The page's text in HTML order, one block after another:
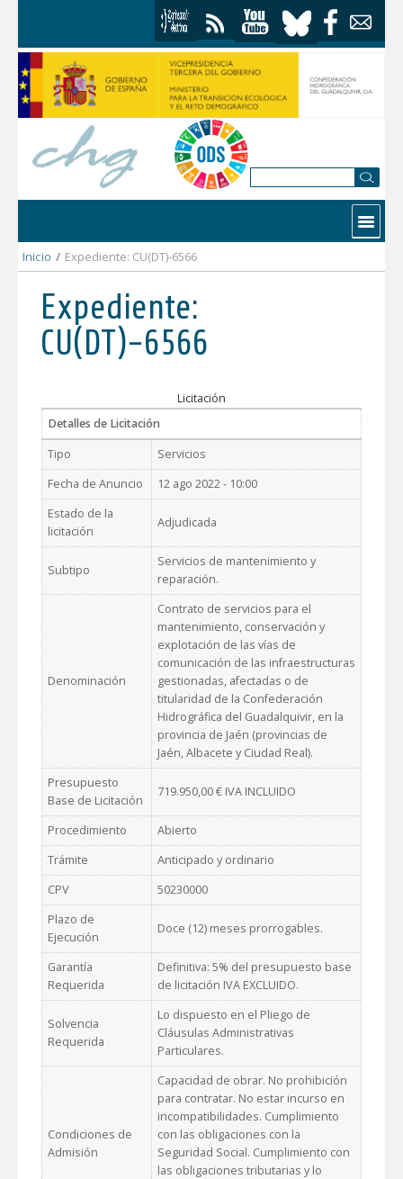
Contactar
Inicio / Expediente: CU(DT)-6566
Expediente:
CU(DT)-6566
Licitación
Detalles de Licitación
Tipo
Servicios
Fecha de Anuncio
12 ago 2022 - 10:00
Estado de la
licitación
Adjudicada
Subtipo
Servicios de mantenimiento y
reparación.
Denominación
Contrato de servicios para el
mantenimiento, conservación y
explotación de las vías de
comunicación de las infraestructuras
gestionadas, afectadas o de
titularidad de la Confederación
Hidrográfica del Guadalquivir, en la
provincia de Jaén (provincias de
Jaén, Albacete y Ciudad Real).
Presupuesto
Base de Licitación
719.950,00 € IVA INCLUIDO
Procedimiento
Abierto
Trámite
Anticipado y ordinario
CPV
50230000
Plazo de
Ejecución
Doce (12) meses prorrogables.
Garantía
Requerida
Definitiva: 5% del presupuesto base
de licitación IVA EXCLUIDO.
Solvencia
Requerida
Lo dispuesto en el Pliego de
Cláusulas Administrativas
Particulares.
Condiciones de
Admisión
Capacidad de obrar. No prohibición
para contratar. No estar incurso en
incompatibilidades. Cumplimiento
con las obligaciones con la
Seguridad Social. Cumplimiento con
las obligaciones tributarias y lo